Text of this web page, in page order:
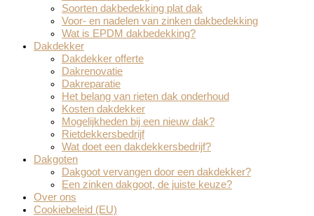
Soorten dakbedekking plat dak
Voor- en nadelen van zinken dakbedekking
Wat is EPDM dakbedekking?
Dakdekker
Dakdekker offerte
Dakrenovatie
Dakreparatie
Het belang van rieten dak onderhoud
Kosten dakdekker
Mogelijkheden bij een nieuw dak?
Rietdekkersbedrijf
Wat doet een dakdekkersbedrijf?
Dakgoten
Dakgoot vervangen door een dakdekker?
Een zinken dakgoot, de juiste keuze?
Over ons
Cookiebeleid (EU)